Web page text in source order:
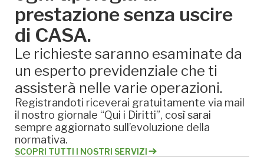
prestazione senza uscire
di CASA.
Le richieste saranno esaminate da
un esperto previdenziale che ti
assisterà nelle varie operazioni.
Registrandoti riceverai gratuitamente via mail
il nostro giornale “Qui i Diritti”, così sarai
sempre aggiornato sull’evoluzione della
normativa.
SCOPRI TUTTI I NOSTRI SERVIZI